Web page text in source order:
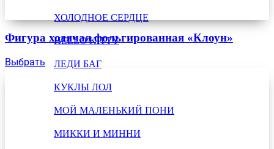
ХОЛОДНОЕ СЕРДЦЕ
HELLO KITTY
ЛЕДИ БАГ
КУКЛЫ ЛОЛ
МОЙ МАЛЕНЬКИЙ ПОНИ
МИККИ И МИННИ
Фигура ходячая фольгированная «Клоун»
Выбрать